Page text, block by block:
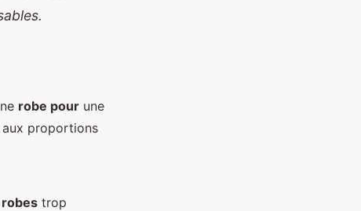
robe pour une
proportions
robes trop